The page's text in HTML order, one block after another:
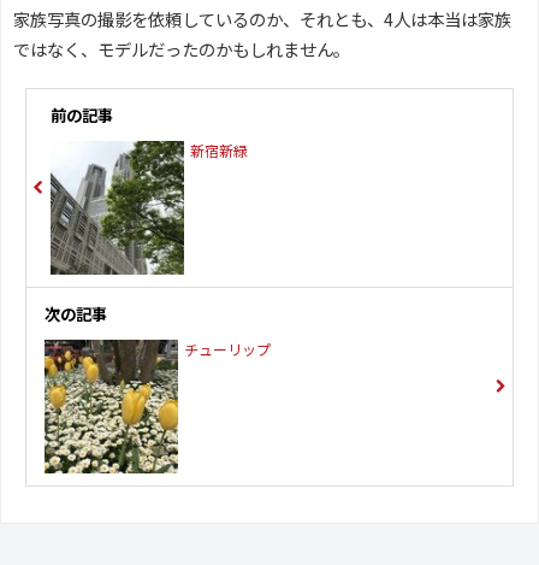
家族写真の撮影を依頼しているのか、それとも、4人は本当は家族
ではなく、モデルだったのかもしれません。
前の記事
新宿新緑
次の記事
チューリップ